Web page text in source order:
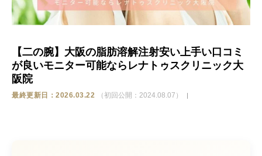
【二の腕】大阪の脂肪溶解注射安い上手い口コミ
が良いモニター可能ならレナトゥスクリニック大
阪院
最終更新日：2026.03.22 （初回公開：2024.08.07）
ストア
相談